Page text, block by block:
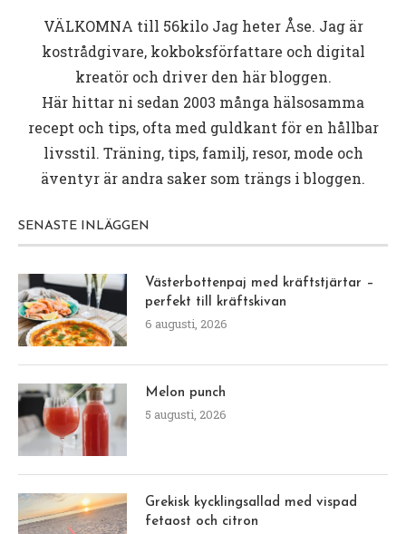
VÄLKOMNA till 56kiloJag heter Åse. Jag är
kostrådgivare, kokboksförfattare och digital
kreatör och driver den här bloggen.
Här hittar ni sedan 2003 många hälsosamma
recept och tips, ofta med guldkant för en hållbar
livsstil. Träning, tips, familj, resor, mode och
äventyr är andra saker som trängs i bloggen.
SENASTE INLÄGGEN
Västerbottenpaj med kräftstjärtar –
perfekt till kräftskivan
6 augusti, 2026
Melon punch
5 augusti, 2026
Grekisk kycklingsallad med vispad
fetaost och citron